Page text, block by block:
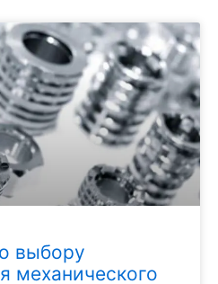
выбору
механического